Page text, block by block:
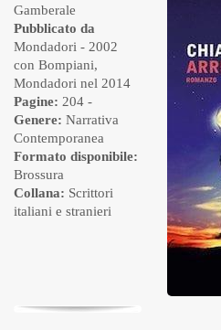
Gamberale
Pubblicato da
Mondadori - 2002
con Bompiani,
Mondadori nel 2014
Pagine: 204 -
Genere: Narrativa
Contemporanea
Formato disponibile:
Brossura
Collana: Scrittori
italiani e stranieri